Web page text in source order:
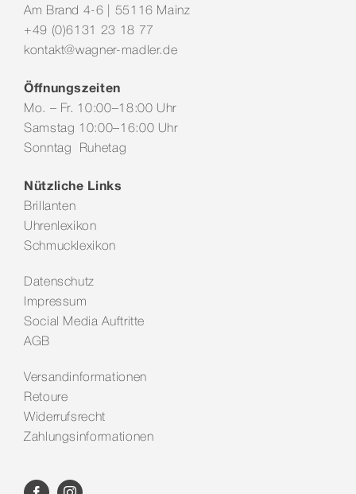
Wellendorff
Service & Leistungen
Am Brand 4-6 | 55116 Mainz
+49 (0)6131 23 18 77
kontakt@wagner-madler.de
Öffnungszeiten
Mo. – Fr. 10:00–18:00 Uhr
Samstag 10:00–16:00 Uhr
Sonntag Ruhetag
Nützliche Links
Brillanten
Uhrenlexikon
Schmucklexikon
Datenschutz
Impressum
Social Media Auftritte
AGB
Versandinformationen
Retoure
Widerrufsrecht
Zahlungsinformationen